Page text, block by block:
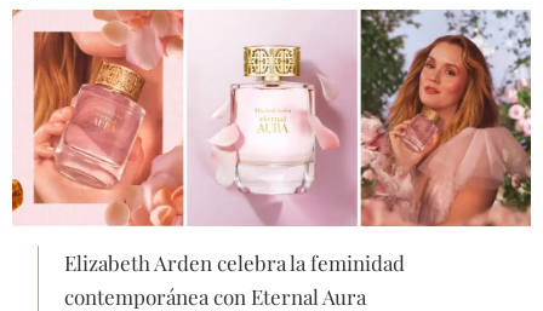
Elizabeth Arden celebra la feminidad
contemporánea con Eternal Aura